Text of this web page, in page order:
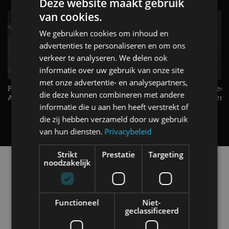
Raad jij onze nieuwe duurtester? -
AutoRAI TV
De Renault Twingo heeft een
opvallende snelheidsmeter! -
AutoRAI TV
Alle automerken
Selecteer een merk voor meer informatie, modellen
en alle nieuwsberichten
van cookies.
We gebruiken cookies om inhoud en
advertenties te personaliseren en om ons
verkeer te analyseren. We delen ook
informatie over uw gebruik van onze site
met onze advertentie- en analysepartners,
die deze kunnen combineren met andere
informatie die u aan hen heeft verstrekt of
die zij hebben verzameld door uw gebruik
van hun diensten. Privacybeleid
Strikt
noodzakelijk
Prestatie Targeting
Functioneel
Niet-
geclassificeerd